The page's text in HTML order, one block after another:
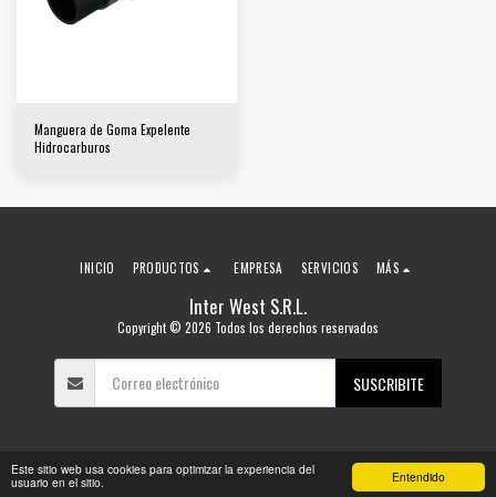
Entendido
Este sitio web usa cookies para optimizar la experiencia del
usuario en el sitio.
Manguera de Goma Expelente
Hidrocarburos
Inter West S.R.L.
Copyright © 2026 Todos los derechos reservados
INICIO PRODUCTOS EMPRESA SERVICIOS MÁS
SUSCRIBITE